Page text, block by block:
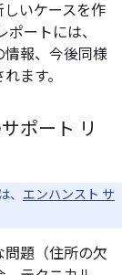
いケースを作
ートには、
情報、今後同様
ます。
ポート リ
、 エンハンスト サ
題（住所の欠